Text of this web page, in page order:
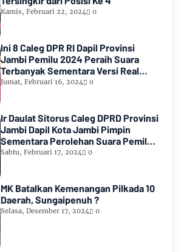
Kamis, Februari 22, 2024 0
Ini 8 Caleg DPR RI Dapil Provinsi
Jambi Pemilu 2024 Peraih Suara
Terbanyak Sementara Versi Real
Count KPU RI
Jumat, Februari 16, 2024 0
Ir Daulat Sitorus Caleg DPRD Provinsi
Jambi Dapil Kota Jambi Pimpin
Sementara Perolehan Suara Pemilu
2024
Sabtu, Februari 17, 2024 0
MK Batalkan Kemenangan Pilkada 10
Daerah, Sungaipenuh ?
Selasa, Desember 17, 2024 0